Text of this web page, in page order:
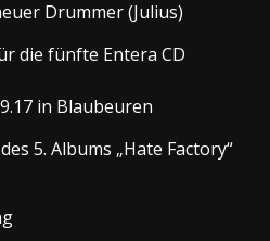
Drummer (Julius)
die fünfte Entera CD
in Blaubeuren
5. Albums „Hate Factory“